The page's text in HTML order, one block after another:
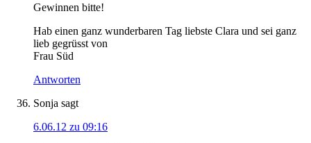
Gewinnen bitte!
Hab einen ganz wunderbaren Tag liebste Clara und sei ganz
lieb gegrüsst von
Frau Süd
Antworten
Sonja sagt
6.06.12 zu 09:16